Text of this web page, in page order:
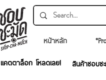
หน้าหลัก
สินค้าชอบช
แคตตาล็อก โหลดเลย!